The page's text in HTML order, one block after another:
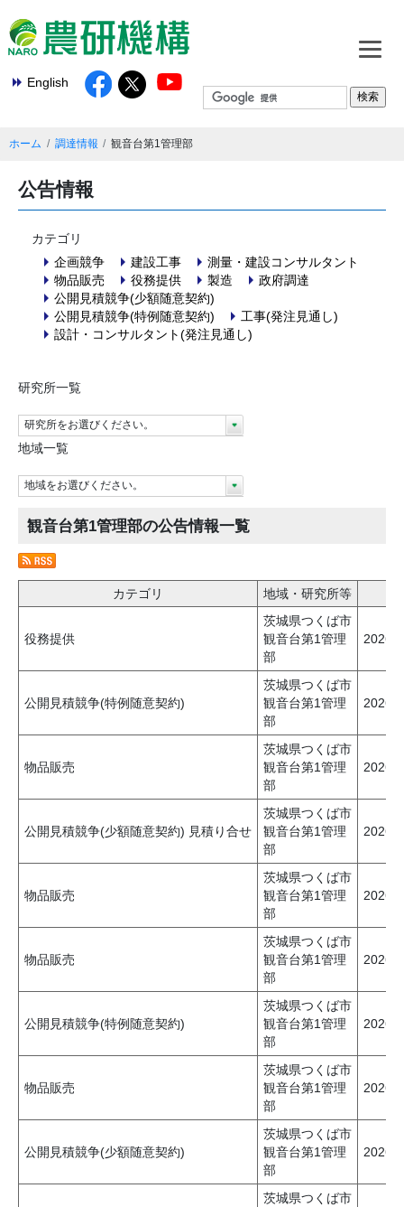
English
ホーム 調達情報 観音台第1管理部
公告情報
カテゴリ
企画競争
建設工事
測量・建設コンサルタント
物品販売
役務提供 製造
政府調達
公開見積競争(少額随意契約)
公開見積競争(特例随意契約)
工事(発注見通し)
設計・コンサルタント(発注見通し)
研究所一覧
研究所をお選びください。
地域一覧
地域をお選びください。
観音台第1管理部の公告情報一覧
カテゴリ 地域・研究所等
役務提供
茨城県つくば市
観音台第1管理
部
2026
公開見積競争(特例随意契約)
茨城県つくば市
観音台第1管理
部
2026
物品販売
茨城県つくば市
観音台第1管理
部
2026
公開見積競争(少額随意契約) 見積り合せ
茨城県つくば市
観音台第1管理
部
2026
物品販売
茨城県つくば市
観音台第1管理
部
2026
物品販売
茨城県つくば市
観音台第1管理
部
2026
公開見積競争(特例随意契約)
茨城県つくば市
観音台第1管理
部
2026
物品販売
茨城県つくば市
観音台第1管理
部
2026
公開見積競争(少額随意契約)
茨城県つくば市
観音台第1管理
部
2026
茨城県つくば市